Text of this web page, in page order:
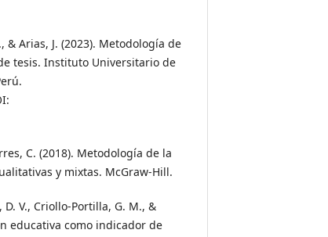
& Arias, J. (2023). Metodología de
tesis. Instituto Universitario de
C. (2018). Metodología de la
y mixtas. McGraw-Hill.
V., Criollo-Portilla, G. M., &
educativa como indicador de